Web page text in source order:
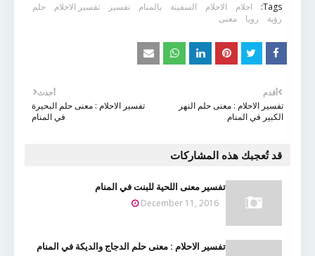
Tags: احلام الاحلام السفينة بالمنام تفسير تفسير الاحلام
حلم
رؤية
رويا معنى
أحدث
تفسير الاحلام : معنى حلم البحيرة
في المنام
أقدم
تفسير الاحلام : معنى حلم النهر
الكبير في المنام
قد تُعجبك هذه المشاركات
تفسير معنى اللحية للبنت في المنام
December 11, 2016
تفسير الاحلام : معنى حلم الدجاج والديكة في المنام